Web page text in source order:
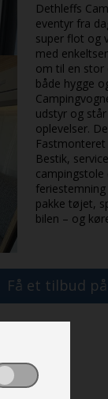
Dethleffs
eventyr fra dag ét!
super flot og
med
om til en stor
både hygge
udstyr og
oplevelser.
Bestik,
feriestemning Du skal faktisk bare
pakke tøjet,
bilen – og
Få et tilbud